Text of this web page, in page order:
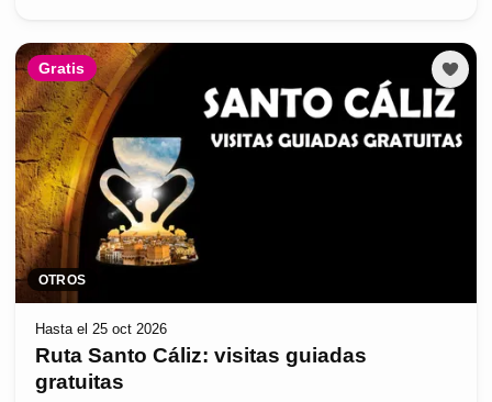
Gratis
OTROS
Hasta el 25 oct 2026
Ruta Santo Cáliz: visitas guiadas
gratuitas